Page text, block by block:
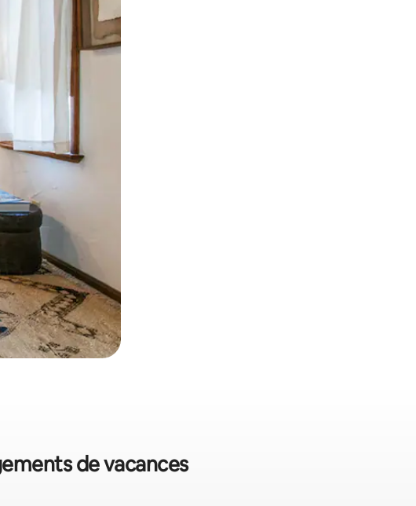
dessus et en les faisant glisser.
de vacances